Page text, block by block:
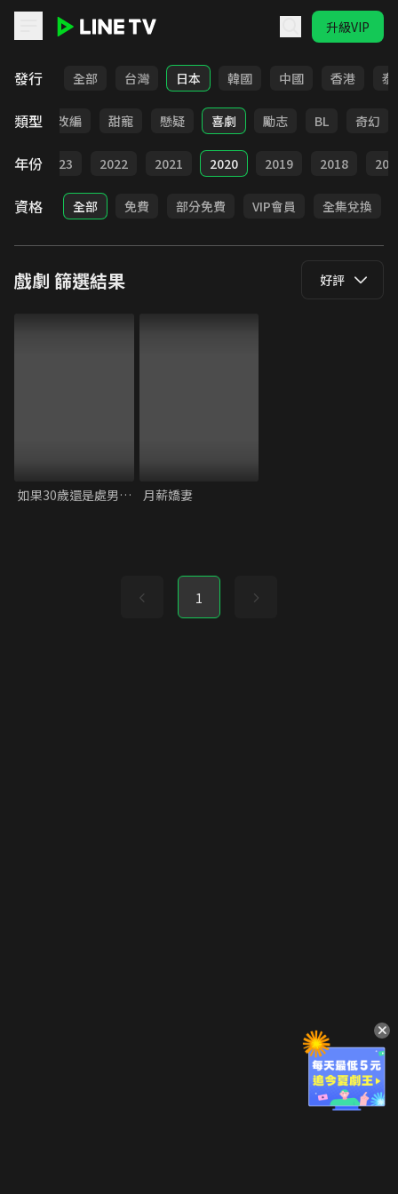
升級VIP
發行 全部 台灣 日本 韓國 中國 香港 泰
類型
都會 改編 甜寵 懸疑 喜劇 勵志 BL 奇幻
年份 2023 2022 2021 2020 2019 2018
資格 全部 免費 部分免費 VIP會員 全集兌換
戲劇 篩選結果 好評
如果30歲還是處男，似乎就能成為魔法師 月薪嬌妻
1